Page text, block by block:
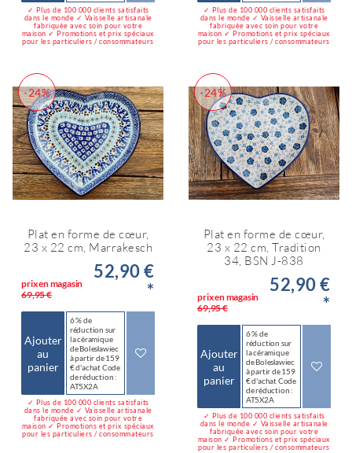
✓ Plus de 100 000 clients satisfaits
dans le monde ✓ Vaisselle artisanale
fabriquée avec soin pour votre
maison ✓ Promotions et prix spéciaux
pour les particuliers / consommateurs
✓ Plus de 100 000 clients satisfaits
dans le monde ✓ Vaisselle artisanale
fabriquée avec soin pour votre
maison ✓ Promotions et prix spéciaux
pour les particuliers / consommateurs
-24%
Plat en forme de cœur,
23 x 22 cm, Marrakesch
prix en magasin
69,95 €
52,90 €
*
Ajouter
au
panier
6 % de
réduction sur
la céramique
de Bolesławiec
à partir de 159
€ d'achat Code
de réduction :
AT5X2A
✓ Plus de 100 000 clients satisfaits
dans le monde ✓ Vaisselle artisanale
fabriquée avec soin pour votre
maison ✓ Promotions et prix spéciaux
pour les particuliers / consommateurs
-24%
Plat en forme de cœur,
23 x 22 cm, Tradition
34, BSN J-838
prix en magasin
69,95 €
52,90 €
*
Ajouter
au
panier
6 % de
réduction sur
la céramique
de Bolesławiec
à partir de 159
€ d'achat Code
de réduction :
AT5X2A
✓ Plus de 100 000 clients satisfaits
dans le monde ✓ Vaisselle artisanale
fabriquée avec soin pour votre
maison ✓ Promotions et prix spéciaux
pour les particuliers / consommateurs